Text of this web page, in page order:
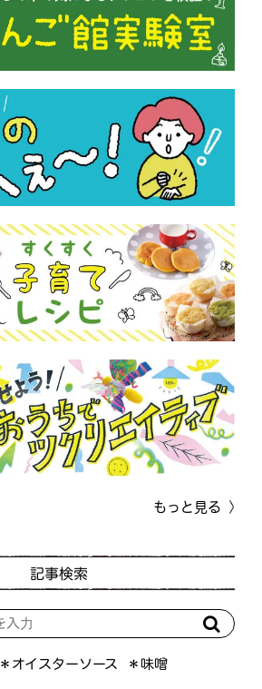
もっと見る
記事検索
＊オイスターソース ＊味噌